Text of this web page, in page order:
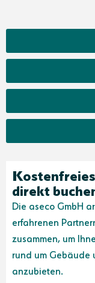
direkt
Die aseco GmbH
erfahrenen
zusammen, um
rund um Gebäude
anzubieten.